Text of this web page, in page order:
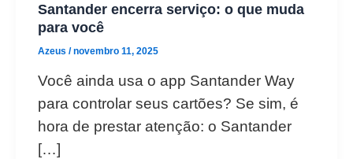
Santander encerra serviço: o que muda
para você
Azeus /novembro 11, 2025
Você ainda usa o app Santander Way
para controlar seus cartões? Se sim, é
hora de prestar atenção: o Santander
[…]